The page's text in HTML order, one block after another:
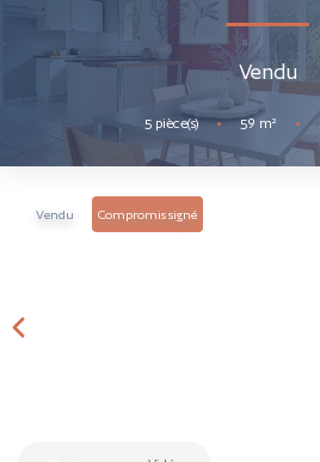
VENDRE
L’AGENCE
Qui Sommes
Vendu
5 pièce(s) • 59 m² •
Vendu Compromis signé